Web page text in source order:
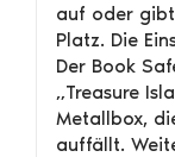
auf oder gibt
Platz. Die
Der Book
„Treasure
Metallbox,
auffällt.